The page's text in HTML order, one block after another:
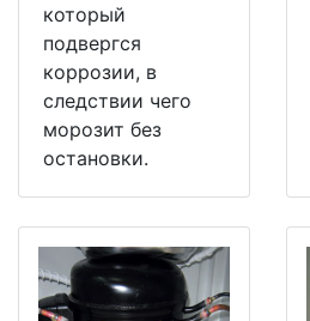
который
подвергся
коррозии, в
следствии чего
морозит без
остановки.